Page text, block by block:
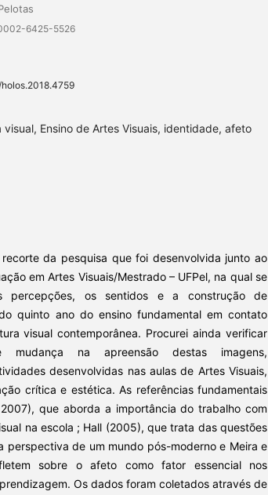
6425-5526
visual, Ensino de Artes Visuais, identidade, afeto
da pesquisa que foi desenvolvida junto ao
em Artes Visuais/Mestrado – UFPel, na qual se
percepções, os sentidos e a construção de
quinto ano do ensino fundamental em contato
visual contemporânea. Procurei ainda verificar
mudança na apreensão destas imagens,
desenvolvidas nas aulas de Artes Visuais,
crítica e estética. As referências fundamentais
que aborda a importância do trabalho com
na escola ; Hall (2005), que trata das questões
perspectiva de um mundo pós-moderno e Meira e
sobre o afeto como fator essencial nos
Os dados foram coletados através de